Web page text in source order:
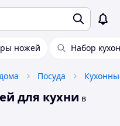
ножей Набор
Посуда
для кухни в